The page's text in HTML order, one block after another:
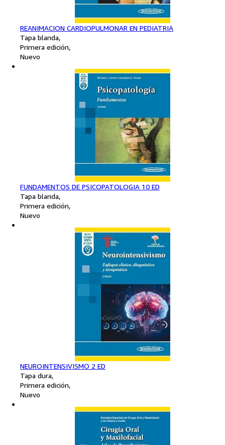
REANIMACION CARDIOPULMONAR EN PEDIATRIA
Tapa blanda
Primera edición
Nuevo
FUNDAMENTOS DE PSICOPATOLOGIA 10 ED
Tapa blanda
Primera edición
Nuevo
NEUROINTENSIVISMO 2 ED
Tapa dura
Primera edición
Nuevo